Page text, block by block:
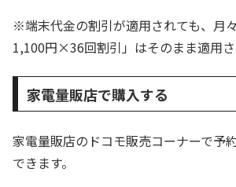
※端末代金の割引が適用されても、月
1,100円×36回割引」はそのまま適用さ
家電量販店で購入する
家電量販店のドコモ販売コーナーで予
できます。